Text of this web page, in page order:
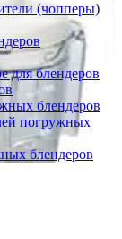
(чопперы)
для блендеров
блендеров
погружных
блендеров